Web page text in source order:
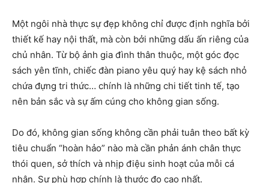
Một ngôi nhà thực sự đẹp không chỉ được định nghĩa bởi
thiết kế hay nội thất, mà còn bởi những dấu ấn riêng của
chủ nhân. Từ bộ ảnh gia đình thân thuộc, một góc đọc
sách yên tĩnh, chiếc đàn piano yêu quý hay kệ sách nhỏ
chứa đựng tri thức… chính là những chi tiết tinh tế, tạo
nên bản sắc và sự ấm cúng cho không gian sống.
Do đó, không gian sống không cần phải tuân theo bất kỳ
tiêu chuẩn “hoàn hảo” nào mà cần phản ánh chân thực
thói quen, sở thích và nhịp điệu sinh hoạt của mỗi cá
nhân. Sự phù hợp chính là thước đo cao nhất.